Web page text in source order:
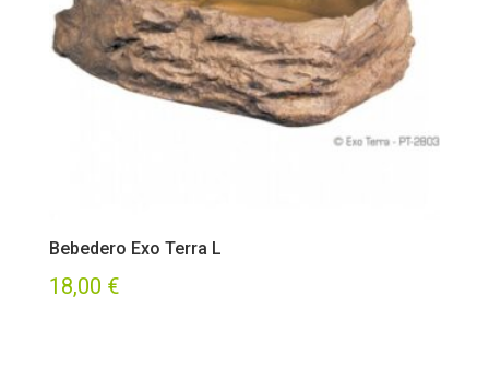
Bebedero Exo Terra L
18,00 €